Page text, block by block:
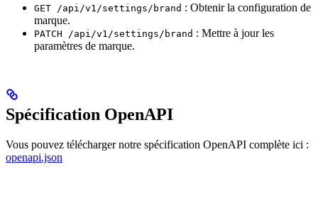
GET /api/v1/settings/brand : Obtenir la configuration de
marque.
PATCH /api/v1/settings/brand : Mettre à jour les
paramètres de marque.
Spécification OpenAPI
Vous pouvez télécharger notre spécification OpenAPI complète ici :
openapi.json